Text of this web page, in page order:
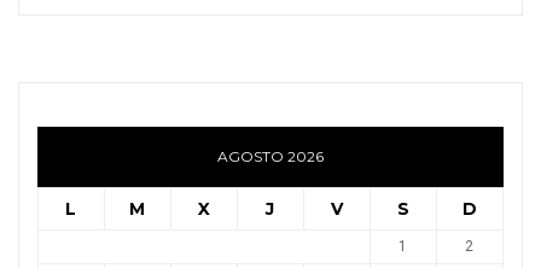
AGOSTO 2026
L M X J V S D
1 2